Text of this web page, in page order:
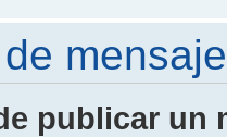
publicar un